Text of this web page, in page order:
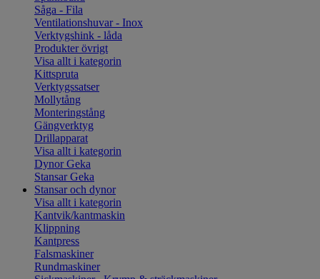
Såga - Fila
Ventilationshuvar - Inox
Verktygshink - låda
Produkter övrigt
Visa allt i kategorin
Kittspruta
Verktygssatser
Mollytång
Monteringstång
Gängverktyg
Drillapparat
Visa allt i kategorin
Dynor Geka
Stansar Geka
Stansar och dynor
Visa allt i kategorin
Kantvik/kantmaskin
Klippning
Kantpress
Falsmaskiner
Rundmaskiner